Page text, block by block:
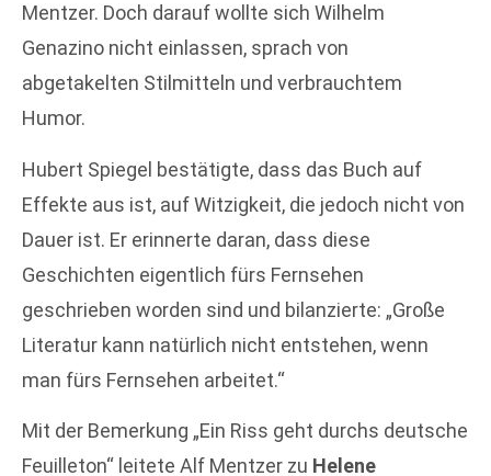
Mentzer. Doch darauf wollte sich Wilhelm
Genazino nicht einlassen, sprach von
abgetakelten Stilmitteln und verbrauchtem
Humor.
Hubert Spiegel bestätigte, dass das Buch auf
Effekte aus ist, auf Witzigkeit, die jedoch nicht von
Dauer ist. Er erinnerte daran, dass diese
Geschichten eigentlich fürs Fernsehen
geschrieben worden sind und bilanzierte: „Große
Literatur kann natürlich nicht entstehen, wenn
man fürs Fernsehen arbeitet.“
Mit der Bemerkung „Ein Riss geht durchs deutsche
Feuilleton“ leitete Alf Mentzer zu Helene